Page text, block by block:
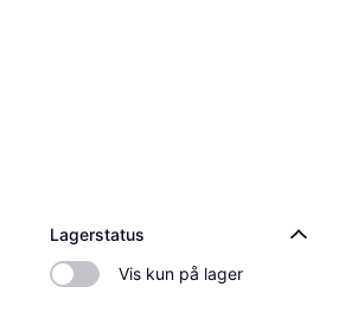
Lagerstatus
Vis kun på lager